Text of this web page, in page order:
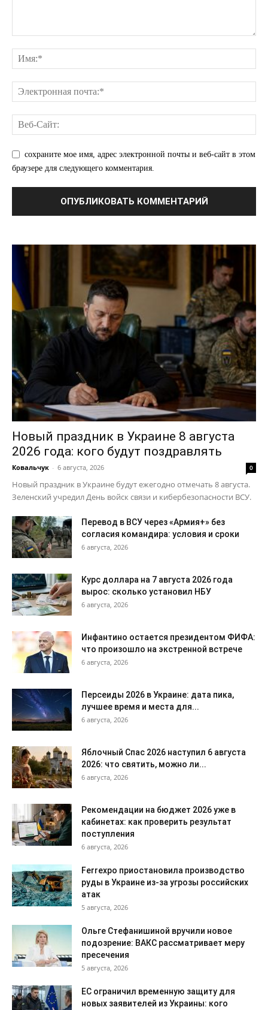
сохраните мое имя, адрес электронной почты и веб-сайт в этом
браузере для следующего комментария.
Новый праздник в Украине 8 августа
2026 года: кого будут поздравлять
Ковальчук - 6 августа, 2026 0
Новый праздник в Украине будут ежегодно отмечать 8 августа.
Зеленский учредил День войск связи и кибербезопасности ВСУ.
Перевод в ВСУ через «Армия+» без
согласия командира: условия и сроки
6 августа, 2026
Курс доллара на 7 августа 2026 года
вырос: сколько установил НБУ
6 августа, 2026
Инфантино остается президентом ФИФА:
что произошло на экстренной встрече
6 августа, 2026
Персеиды 2026 в Украине: дата пика,
лучшее время и места для...
6 августа, 2026
Яблочный Спас 2026 наступил 6 августа
2026: что святить, можно ли...
6 августа, 2026
Рекомендации на бюджет 2026 уже в
кабинетах: как проверить результат
поступления
6 августа, 2026
Ferrexpo приостановила производство
руды в Украине из-за угрозы российских
атак
5 августа, 2026
Ольге Стефанишиной вручили новое
подозрение: ВАКС рассматривает меру
пресечения
5 августа, 2026
ЕС ограничил временную защиту для
новых заявителей из Украины: кого